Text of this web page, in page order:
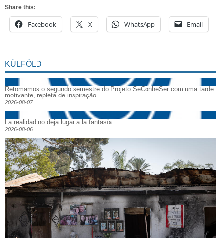
Share this:
Facebook X WhatsApp Email
KÜLFÖLD
Retomamos o segundo semestre do Projeto SeConheSer com uma tarde
motivante, repleta de inspiração.
2026-08-07
La realidad no deja lugar a la fantasía
2026-08-06